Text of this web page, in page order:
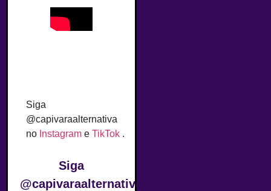
Siga
@capivaraalternativa
no Instagram e TikTok .
Siga
@capivaraalternativa